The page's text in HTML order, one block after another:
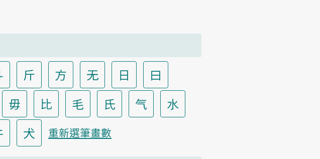
斤 方 无 日
曰
毋 比 毛 氏 气
水
犬 重新選筆畫數